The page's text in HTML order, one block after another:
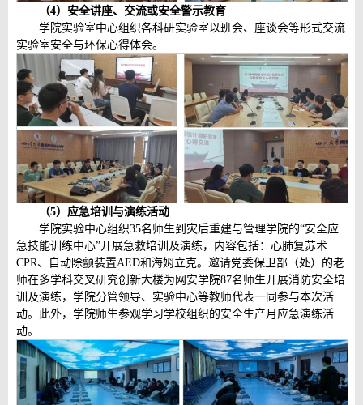
（4）安全讲座、交流或安全警示教育
学院实验室中心组织各科研实验室以班会、座谈会等形式交流
实验室安全与环保心得体会。
（5）应急培训与演练活动
学院实验中心组织35名师生到灾后重建与管理学院的“安全应
急技能训练中心”开展急救培训及演练，内容包括：心肺复苏术
CPR、自动除颤装置AED和海姆立克。邀请党委保卫部（处）的老
师在多学科交叉研究创新大楼为网安学院87名师生开展消防安全培
训及演练，学院分管领导、实验中心等教师代表一同参与本次活
动。此外，学院师生参观学习学校组织的安全生产月应急演练活
动。